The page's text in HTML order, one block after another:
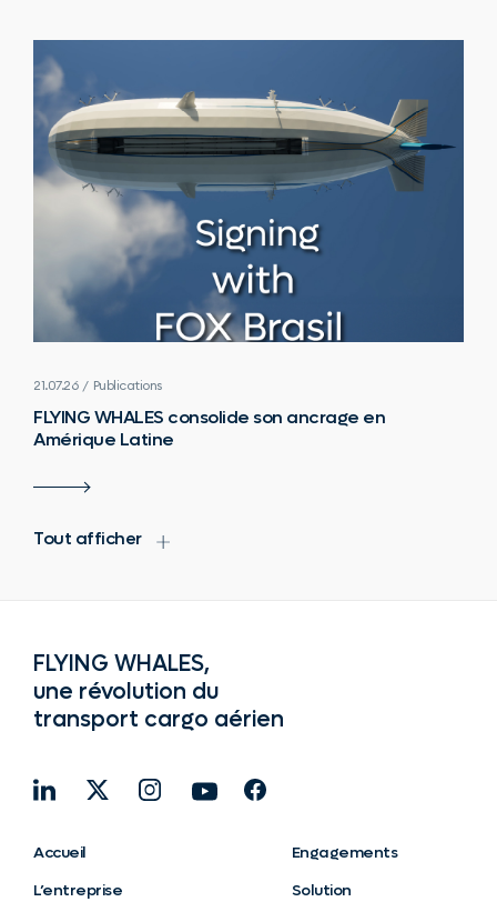
21.07.26 / Publications
FLYING WHALES consolide son ancrage en
Amérique Latine
Tout afficher
FLYING WHALES,
une révolution du
transport cargo aérien
Accueil
Engagements
L’entreprise
Solution